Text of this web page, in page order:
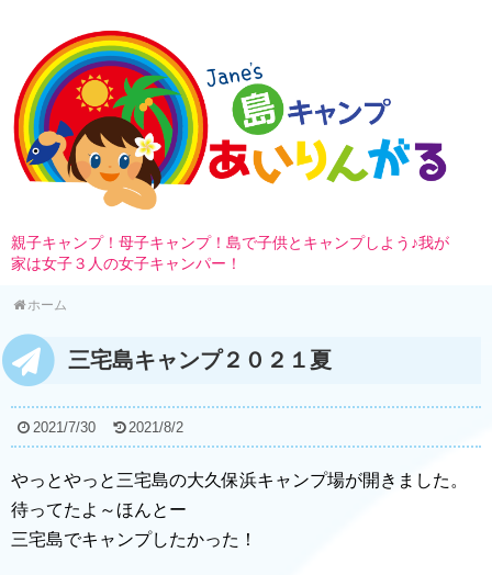
親子キャンプ！母子キャンプ！島で子供とキャンプしよう♪我が
家は女子３人の女子キャンパー！
ホーム
三宅島キャンプ２０２１夏
2021/7/30 2021/8/2
やっとやっと三宅島の大久保浜キャンプ場が開きました。
待ってたよ～ほんとー
三宅島でキャンプしたかった！